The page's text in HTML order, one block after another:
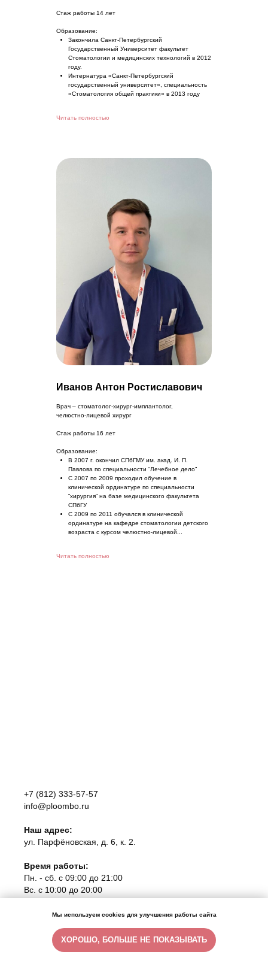
Стаж работы 14 лет
Образование:
Закончила Санкт-Петербургский
Государственный Университет факультет
Стоматологии и медицинских технологий в 2012
году.
Интернатура «Санкт-Петербургский
государственный университет», специальность
«Стоматология общей практики» в 2013 году
Читать полностью
Иванов Антон Ростиславович
Врач – стоматолог-хирург-имплантолог,
челюстно-лицевой хирург
Стаж работы 16 лет
Образование:
В 2007 г. окончил СПбГМУ им. акад. И. П.
Павлова по специальности “Лечебное дело”
С 2007 по 2009 проходил обучение в
клинической ординатуре по специальности
“хирургия” на базе медицинского факультета
СПбГУ
С 2009 по 2011 обучался в клинической
ординатуре на кафедре стоматологии детского
возраста с курсом челюстно-лицевой...
Читать полностью
+7 (812) 333-57-57
info@ploombo.ru
Наш адрес:
ул. Парфёновская, д. 6, к. 2.
Время работы:
Пн. - сб. с 09:00 до 21:00
Вс. с 10:00 до 20:00
Клиника экспертной стоматологии «Плоомбо»
ИНН 7838125032/КПП 783801001
ОГРН 1247800080714
Мы используем cookies для улучшения работы сайта
ХОРОШО, БОЛЬШЕ НЕ ПОКАЗЫВАТЬ